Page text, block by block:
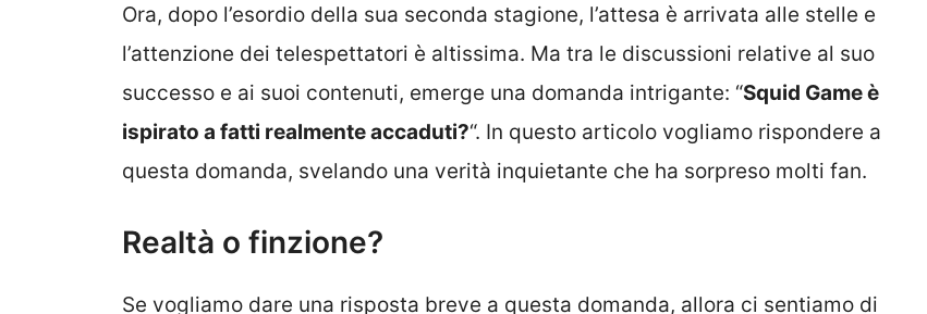
Ora, dopo l’esordio della sua seconda stagione, l’attesa è arrivata alle stelle e
l’attenzione dei telespettatori è altissima. Ma tra le discussioni relative al suo
successo e ai suoi contenuti, emerge una domanda intrigante: “Squid Game è
ispirato a fatti realmente accaduti?“. In questo articolo vogliamo rispondere a
questa domanda, svelando una verità inquietante che ha sorpreso molti fan.
Realtà o finzione?
Se vogliamo dare una risposta breve a questa domanda, allora ci sentiamo di